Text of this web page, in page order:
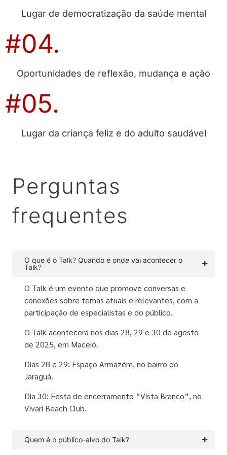
Lugar de democratização da saúde mental
#04.
Oportunidades de reflexão, mudança e ação
#05.
Lugar da criança feliz e do adulto saudável
Perguntas
frequentes
O que é o Talk? Quando e onde vai acontecer o
Talk?
O Talk é um evento que promove conversas e
conexões sobre temas atuais e relevantes, com a
participação de especialistas e do público.
O Talk acontecerá nos dias 28, 29 e 30 de agosto
de 2025, em Maceió.
Dias 28 e 29: Espaço Armazém, no bairro do
Jaraguá.
Dia 30: Festa de encerramento “Vista Branco”, no
Vivari Beach Club.
Quem é o público-alvo do Talk?